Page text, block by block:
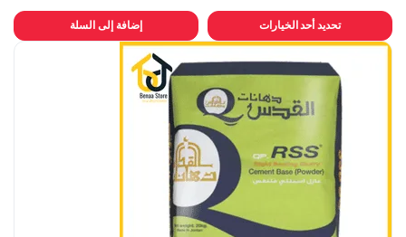
تحديد أحد الخيارات إضافة إلى السلة